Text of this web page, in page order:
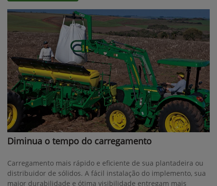
Diminua o tempo do carregamento
Carregamento mais rápido e eficiente de sua plantadeira ou
distribuidor de sólidos. A fácil instalação do implemento, sua
maior durabilidade e ótima visibilidade entregam mais